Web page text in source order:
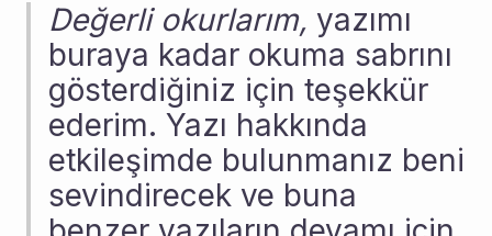
Değerli okurlarım, yazımı
buraya kadar okuma sabrını
gösterdiğiniz için teşekkür
ederim. Yazı hakkında
etkileşimde bulunmanız beni
sevindirecek ve buna